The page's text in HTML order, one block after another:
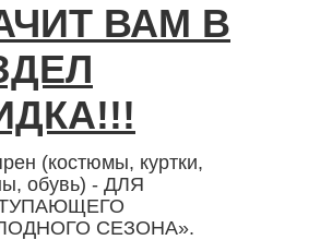
ВАМ В
(костюмы, куртки,
обувь) - ДЛЯ
СЕЗОНА».